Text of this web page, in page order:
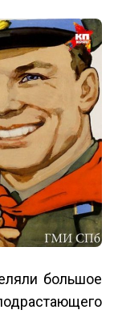
большое